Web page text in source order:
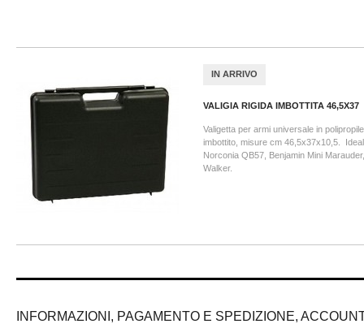
IN ARRIVO
VALIGIA RIGIDA IMBOTTITA 46,5X37
Valigetta per armi universale in
imbottito, misure cm 46,5x37x10,5.
Norconia QB57, Benjamin Mini
Walker.
INFORMAZIONI, PAGAMENTO E SPEDIZIONE,